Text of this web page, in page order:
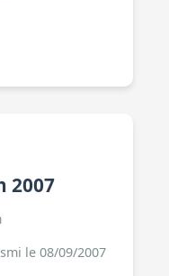
2007
le 08/09/2007